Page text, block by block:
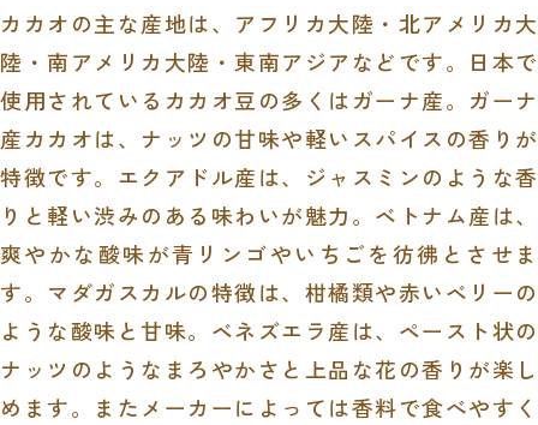
カカオの主な産地は、アフリカ大陸・北アメリカ大
陸・南アメリカ大陸・東南アジアなどです。日本で
使用されているカカオ豆の多くはガーナ産。ガーナ
産カカオは、ナッツの甘味や軽いスパイスの香りが
特徴です。エクアドル産は、ジャスミンのような香
りと軽い渋みのある味わいが魅力。ベトナム産は、
爽やかな酸味が青リンゴやいちごを彷彿とさせま
す。マダガスカルの特徴は、柑橘類や赤いベリーの
ような酸味と甘味。ベネズエラ産は、ペースト状の
ナッツのようなまろやかさと上品な花の香りが楽し
めます。またメーカーによっては香料で食べやすく